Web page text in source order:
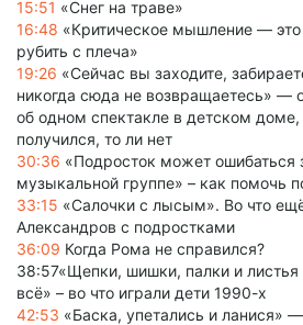
15:51 «Снег на траве»
16:48 «Критическое мышление — это
рубить с плеча»
19:26 «Сейчас вы заходите,
никогда сюда не возвращаетесь» —
об одном спектакле в детском доме,
получился, то ли нет
30:36 «Подросток может ошибаться
музыкальной группе» – как помочь
33:15 «Салочки с лысым». Во что
Александров с подростками
36:09 Когда Рома не справился?
38:57«Щепки, шишки, палки и
всё» – во что играли дети 1990-х
42:53 «Баска, упетались и ланися» —